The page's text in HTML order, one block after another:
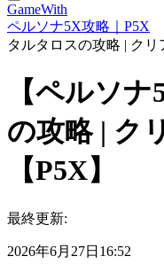
GameWith
ペルソナ5X攻略｜P5X
タルタロスの攻略 | ク
【ペルソ
の攻略 | ク
【P5X】
最終更新:
2026年6月27日16:52